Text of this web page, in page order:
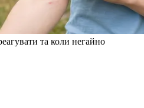
та коли негайно